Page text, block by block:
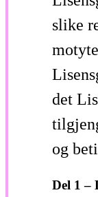
slike
det
og
Del 1 –